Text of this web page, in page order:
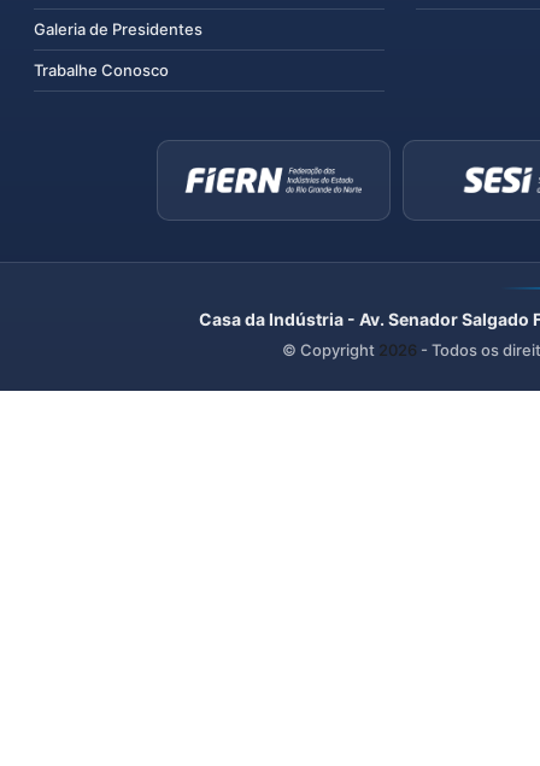
Galeria de Presidentes
Trabalhe Conosco
Casa da Indústria - Av. Senador
© Copyright 2026 - Todos os